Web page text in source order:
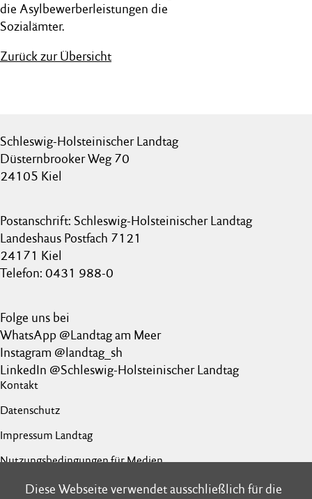
Diese Webseite verwendet ausschließlich für die
Diese Webseite verwendet ausschließlich für die
die Asylbewerberleistungen die
Sozialämter.
Zurück zur Übersicht
Schleswig-Holsteinischer Landtag
Düsternbrooker Weg 70
24105 Kiel
Postanschrift: Schleswig-Holsteinischer Landtag
Landeshaus Postfach 7121
24171 Kiel
Telefon: 0431 988-0
Folge uns bei
WhatsApp @Landtag am Meer
Instagram @landtag_sh
LinkedIn @Schleswig-Holsteinischer Landtag
Kontakt
Datenschutz
Impressum Landtag
Nutzungsbedingungen für Medien
Barrierefreiheit